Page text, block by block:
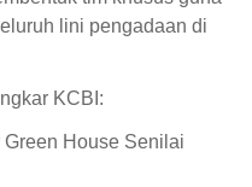
lini pengadaan di
KCBI:
House Senilai